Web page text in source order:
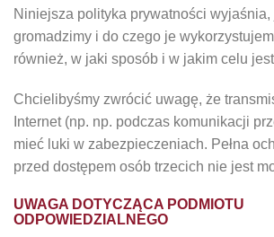
Niniejsza polityka prywatności wyjaśnia,
gromadzimy i do czego je
również, w jaki sposób i w jakim celu
Chcielibyśmy zwrócić uwagę, że
Internet (np. np. podczas komunikacji
mieć luki w zabezpieczeniach. Pełna
przed dostępem osób trzecich nie jest
UWAGA DOTYCZĄCA PODMIOTU
ODPOWIEDZIALNEGO